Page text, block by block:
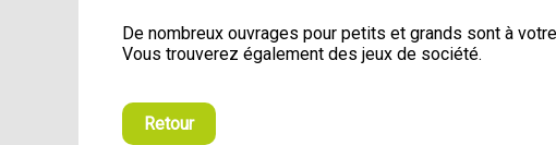
De nombreux ouvrages pour petits et grands sont à
Vous trouverez également des jeux de société.
Retour